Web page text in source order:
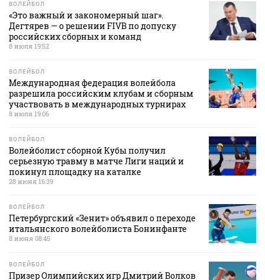
ВОЛЕЙБОЛ
«Это важный и закономерный шаг».
Дегтярев — о решении FIVB по допуску
российских сборных и команд
8 июля 19:52
ВОЛЕЙБОЛ
Международная федерация волейбола
разрешила российским клубам и сборным
участвовать в международных турнирах
8 июля 19:06
ВОЛЕЙБОЛ
Волейболист сборной Кубы получил
серьезную травму в матче Лиги наций и
покинул площадку на каталке
28 июня 16:39
ВОЛЕЙБОЛ
Петербургский «Зенит» объявил о переходе
итальянского волейболиста Бонинфанте
8 июня 08:45
ВОЛЕЙБОЛ
Призер Олимпийских игр Дмитрий Волков